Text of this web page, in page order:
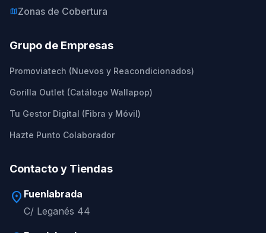
mapZonas de Cobertura
Grupo de Empresas
Promoviatech (Nuevos y Reacondicionados)
Gorilla Outlet (Catálogo Wallapop)
Tu Gestor Digital (Fibra y Móvil)
Hazte Punto Colaborador
Contacto y Tiendas
location_on Fuenlabrada
C/ Leganés 44